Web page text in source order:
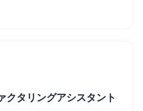
クタリングアシスタント